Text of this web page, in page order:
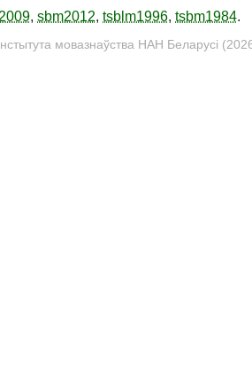
, sbm2012, tsblm1996, tsbm1984.
мовазнаўства НАН Беларусі